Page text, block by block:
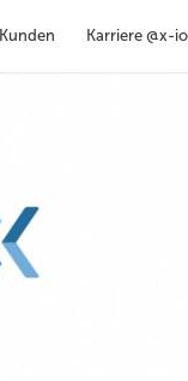
Kunden Karriere @x-